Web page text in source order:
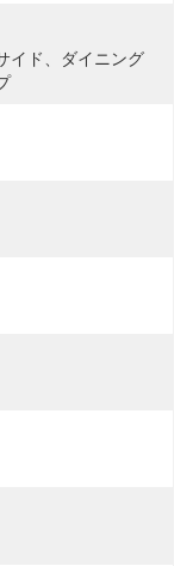
イド、ダイニング